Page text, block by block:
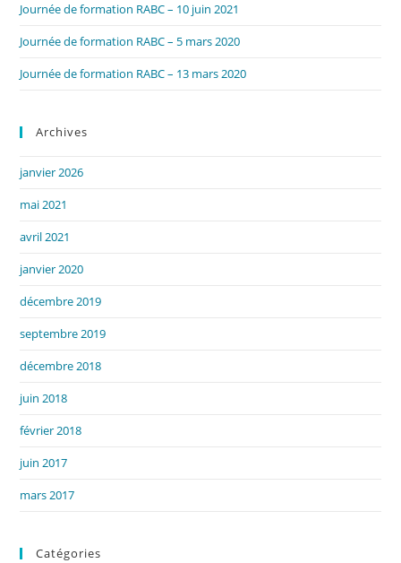
Journée de formation RABC – 10 juin 2021
Journée de formation RABC – 5 mars 2020
Journée de formation RABC – 13 mars 2020
Archives
janvier 2026
mai 2021
avril 2021
janvier 2020
décembre 2019
septembre 2019
décembre 2018
juin 2018
février 2018
juin 2017
mars 2017
Catégories